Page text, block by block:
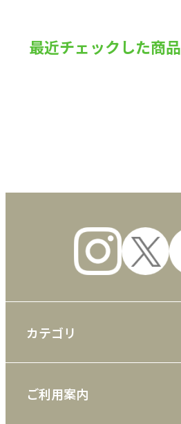
最近チェックした商品
カテゴリ
ご利用案内